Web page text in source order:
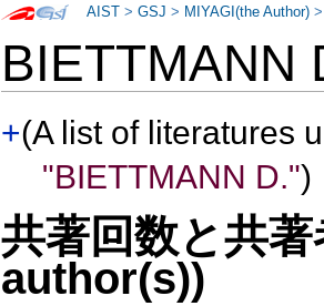
BIETTMANN
+(A list of literatures
"BIETTMANN D.")
共著回数と共
author(s))
AIST >GSJ > MIYAGI(the Author)